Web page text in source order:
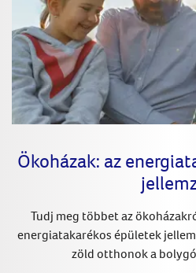
Ökoházak: az
Tudj meg többet az
energiatakarékos épületek
zöld otthonok a